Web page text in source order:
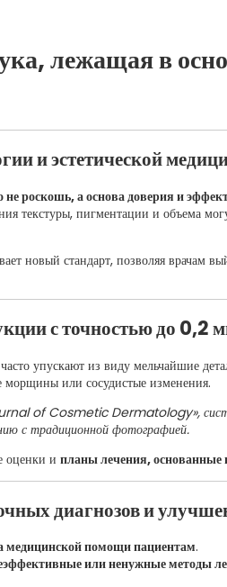
лежащая в
и эстетической
не роскошь, а основа доверия и
текстуры, пигментации и объема
новый стандарт, позволяя врачам
с точностью до 0,2
часто упускают из виду мельчайшие
морщины или сосудистые изменения.
of Cosmetic Dermatology»,
с традиционной фотографией.
оценки и планы лечения, основанные
диагнозов и
медицинской помощи пациентам.
или ненужные методы